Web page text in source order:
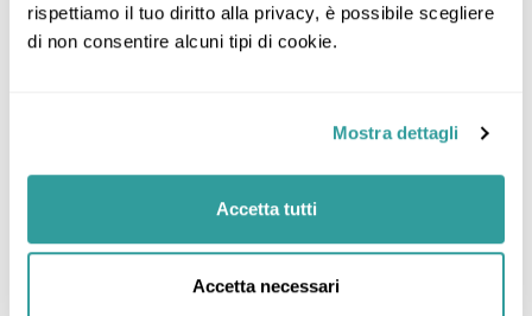
rispettiamo il tuo diritto alla privacy, è possibile scegliere
di non consentire alcuni tipi di cookie.
Mostra dettagli
Accetta tutti
Accetta necessari
Tour di gruppo minimo 6/massimo 16
partecipanti
trattamento come da programma
Assicurazione IMA medico bagaglio base –